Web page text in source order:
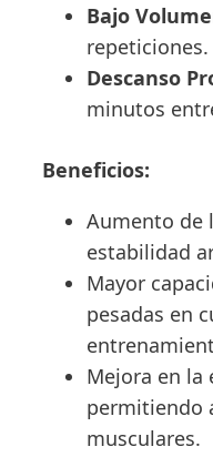
Bajo
repeticiones.
Descanso
minutos
Beneficios:
Aumento de
estabilidad
Mayor
pesadas en
Mejora en la
permitiendo
musculares.